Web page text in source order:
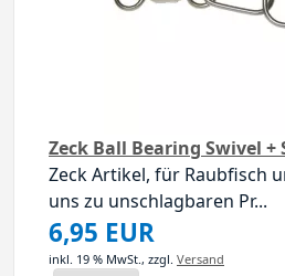
Zeck Ball Bearing Swivel +
Zeck Artikel, für Raubfisch
uns zu unschlagbaren Pr...
6,95 EUR
inkl. 19 % MwSt., zzgl. Versand